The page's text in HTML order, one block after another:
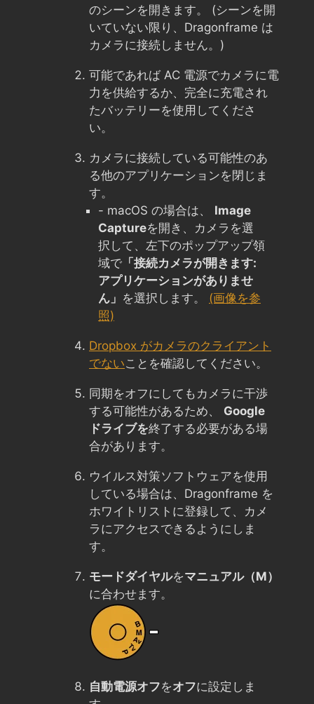
のシーンを開きます。 (シーンを開
いていない限り、Dragonframe は
カメラに接続しません。)
可能であれば AC 電源でカメラに電
力を供給するか、完全に充電され
たバッテリーを使用してくださ
い。
カメラに接続している可能性のあ
る他のアプリケーションを閉じま
す。
- macOS の場合は、 Image
Captureを開き、カメラを選
択して、左下のポップアップ領
域で 「接続カメラが開きます:
アプリケーションがありませ
ん」 を選択します。 (画像を参
照)
Dropbox がカメラのクライアント
でないことを確認してください。
同期をオフにしてもカメラに干渉
する可能性があるため、 Google
ドライブを終了する必要がある場
合があります。
ウイルス対策ソフトウェアを使用
している場合は、Dragonframe を
ホワイトリストに登録して、カメ
ラにアクセスできるようにしま
す。
モードダイヤルをマニュアル（M）
に合わせます。
自動電源オフをオフに設定しま